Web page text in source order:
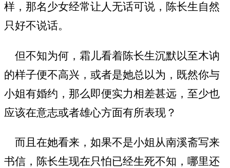
样，那名少女经常让人无话可说，陈长生自然
只好不说话。
但不知为何，霜儿看着陈长生沉默以至木讷
的样子便不高兴，或者是她总以为，既然你与
小姐有婚约，那么即便实力相差甚远，至少也
应该在意志或者雄心方面有所表现？
而且在她看来，如果不是小姐从南溪斋写来
书信，陈长生现在只怕已经生死不知，哪里还